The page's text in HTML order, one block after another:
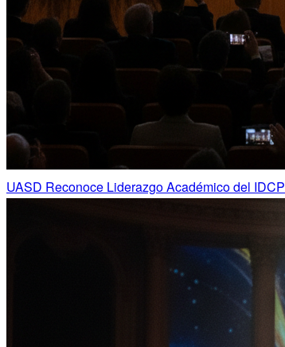
UASD Reconoce Liderazgo Académico del IDCP